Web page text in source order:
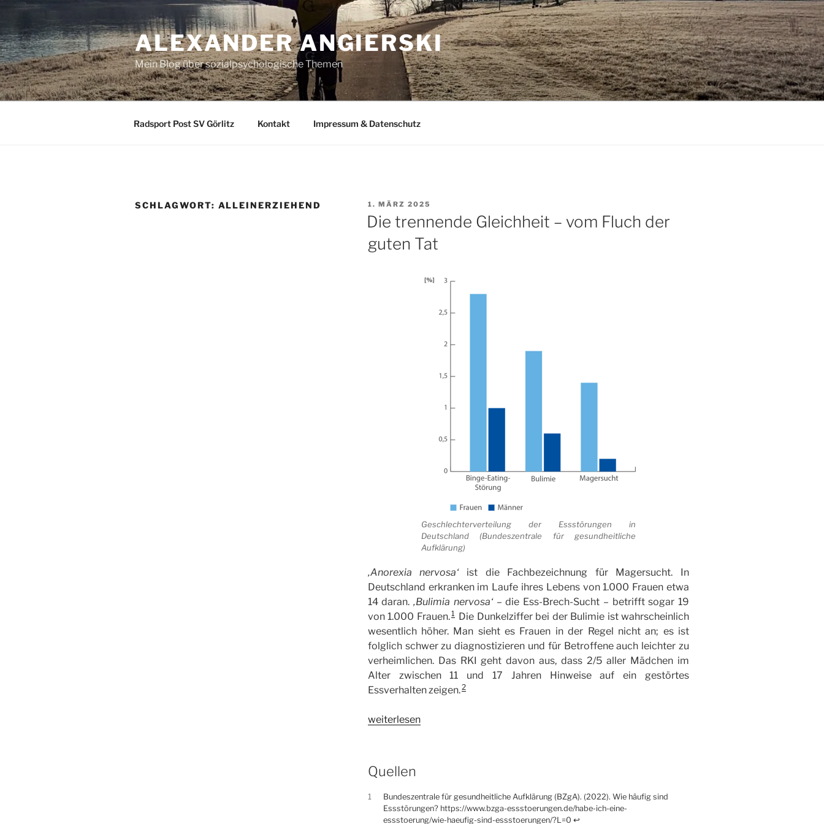
Zum
springen
ALEXANDER ANGIERSKI
Mein Blog über sozialpsychologische Themen
Radsport Post SV Görlitz Kontakt Impressum & Datenschutz
SCHLAGWORT: ALLEINERZIEHEND
VERÖFFENTLICHT
AM
1. MÄRZ 2025
Die trennende Gleichheit – vom Fluch der
guten Tat
Geschlechterverteilung der Essstörungen in
Deutschland (Bundeszentrale für gesundheitliche
Aufklärung)
‚Anorexia nervosa‘ist die Fachbezeichnung für Magersucht. In
Deutschland erkranken im Laufe ihres Lebens von 1.000 Frauen etwa
14 daran.‚Bulimia nervosa‘– die Ess-Brech-Sucht – betrifft sogar 19
von 1.000 Frauen.1 Die Dunkelziffer bei der Bulimie ist wahrscheinlich
wesentlich höher. Man sieht es Frauen in der Regel nicht an; es ist
folglich schwer zu diagnostizieren und für Betroffene auch leichter zu
verheimlichen. Das RKI geht davon aus, dass 2/5 aller Mädchen im
Alter zwischen 11 und 17 Jahren Hinweise auf ein gestörtes
Essverhalten zeigen.2
„Die
–
vom
Fluch
weiterlesen
Quellen
1
Bundeszentrale für gesundheitliche Aufklärung (BZgA). (2022). Wie häufig sind
Essstörungen? https://www.bzga-essstoerungen.de/habe-ich-eine-
essstoerung/wie-haeufig-sind-essstoerungen/?L=0 ↩︎